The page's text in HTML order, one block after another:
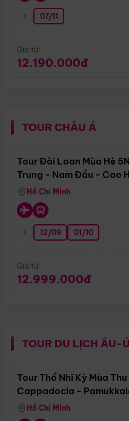
07/11
Giá từ:
12.190.000đ
TOUR CHÂU Á
Tour Đài Loan Mùa Hè
Trung - Nam Đầu - Cao
Hồ Chí Minh
12/09 01/10
Giá từ:
12.999.000đ
TOUR DU LỊCH ÂU-
Tour Thổ Nhĩ Kỳ Mùa
Cappadocia -
Hồ Chí Minh